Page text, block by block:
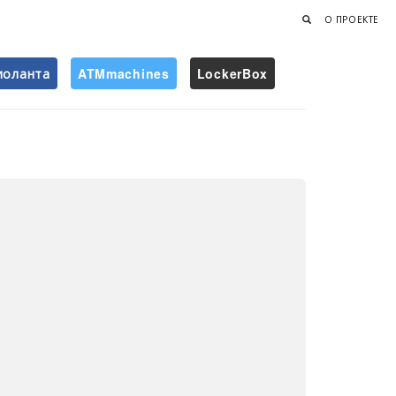
О ПРОЕКТЕ
ATMmachines LockerBox